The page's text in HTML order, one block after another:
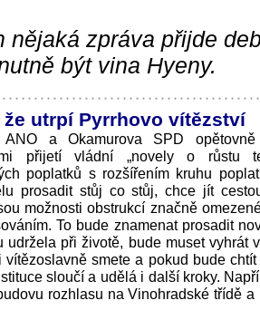
nějaká zpráva přijde
být vina Hyeny.
že utrpí Pyrrhovo vítězství
ANO a Okamurova SPD opětovně
přijetí vládní „novely o růstu
poplatků s rozšířením kruhu
prosadit stůj co stůj, chce jít
možnosti obstrukcí značně
To bude znamenat prosadit
udržela při životě, bude muset vyhrát
vítězoslavně smete a pokud bude
sloučí a udělá i další kroky.
rozhlasu na Vinohradské třídě a